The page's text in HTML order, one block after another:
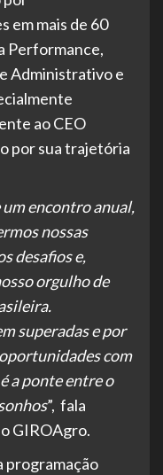
em mais de 60
Performance,
Administrativo e
ao CEO
por sua trajetória
um encontro anual,
nossas
desafios e,
orgulho de
superadas e por
com
a ponte entre o
”, fala
GIROAgro.
programação